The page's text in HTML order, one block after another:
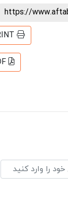
https://